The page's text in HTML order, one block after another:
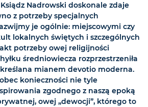
Nadrowski doskonale zdaje
z potrzeby specjalnych
je ogólnie: miejscowymi czy
lokalnych świętych i szczególnych
potrzeby owej religijności
średniowiecza rozprzestrzeniła
mianem devotio moderna.
konieczności nie tyle
zgodnego z naszą epoką
owej „dewocji”, którego to